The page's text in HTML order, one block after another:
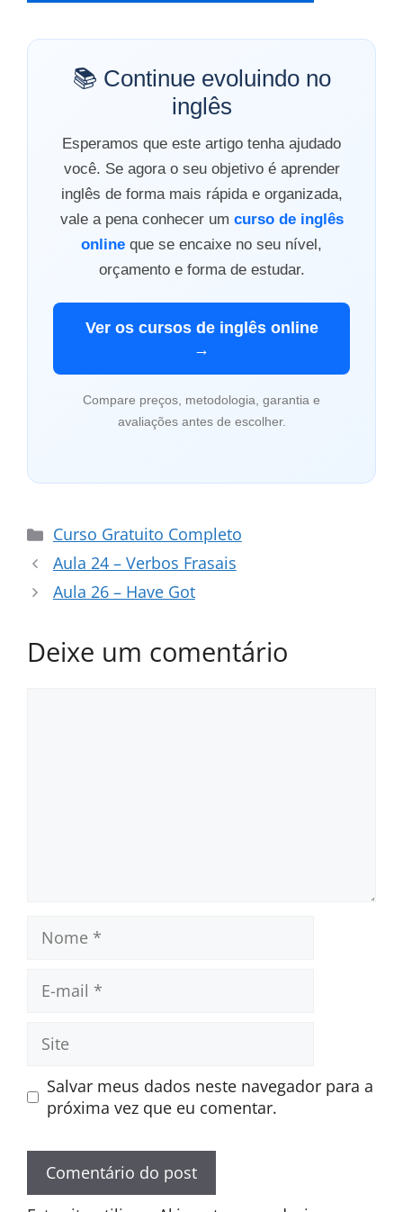
📚 Continue evoluindo no
inglês
Esperamos que este artigo tenha ajudado
você. Se agora o seu objetivo é aprender
inglês de forma mais rápida e organizada,
vale a pena conhecer um curso de inglês
online que se encaixe no seu nível,
orçamento e forma de estudar.
Ver os cursos de inglês online
→
Compare preços, metodologia, garantia e
avaliações antes de escolher.
Categorias
Curso Gratuito Completo
Aula 24 – Verbos Frasais
Aula 26 – Have Got
Deixe um comentário
mail
Site
Salvar meus dados neste navegador para a
próxima vez que eu comentar.